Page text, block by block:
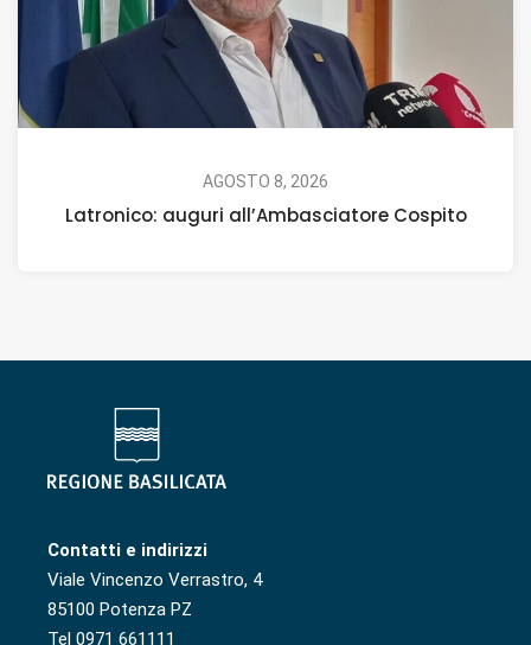
AGOSTO 8, 2026
Latronico: auguri all’Ambasciatore Cospito
Contatti e indirizzi
Viale Vincenzo Verrastro, 4
85100 Potenza PZ
Tel 0971 661111